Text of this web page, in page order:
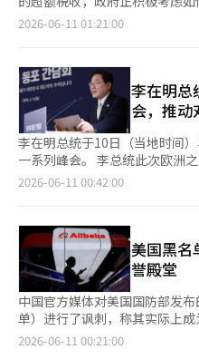
工智能（AI）系统翻译与编辑。
将增至23.3%。也就是说，GDP
国会预算政策处也通过长期财政
会保障性支出的增加，国家债务上
应对基金将作为应对预计增加的
经济繁荣时期产生的超额税收
从海外案例来看，挪威将石油
（GPFG）”中加以利用。芬兰
对经济波动带来的税收变化。 计划预算处长朴洪根曾表示，将把
部分超额税收储备在新设的“
超额税收将用于下半年新设的国
中，可以减缓国家债务增加的速
做法的短期经济刺激效果有限，
方面，也有声音认为应以国富基
投资以获取收益。资本市场研究
种锚定投资者的角色。 副总理具允哲也表示，计划在下半年新设
的国富基金中投入超额税收。 国富基金的方式是以超额税收为资
金，投资于人工智能（AI）、
坡的淡马锡以稳定的收益率著称
动力的扩充。 近期税收的良好表现主要得益于三星电子和SK海力
造未来收入的资金来源。 然而，为了将超额税收转化为未来投资
资金，必须克服法律修订和制度性安排等
政经济部长具允哲于10日在政
融会议，会议上与计划预算处
韩国银行行长申贤松等人共同
与会者认为，鉴于良好的经济
大的财政能力用于提高潜在增长
金应投入到能够提高增长潜力的
3000亿韩元）和2022年（53万
最高水平。过去的政府在超额
务、储备世界盈余金或作为追加
一部分投入到民生支持和经济刺
是一次性消费的刺激。 因此，政府正在考虑通过未来应对基金或
国富基金等方式，将超额税收
造业和国防等所谓的“后半导体
获得的资金作为新增长动力的种子资金。 李在明总
2026-06-11 01:21:00
李在明总
会，推动
李在明总统于10日（当地时间
一系列峰会。 李总统此次欧洲
机会进行的。 他首先与比利时
等议题。 青瓦台表示，比利时
中心，且化工与生物技术产业
洲”。 同日，李总统下午还将
及欧盟委员会主席乌尔苏拉·冯
时隔8年再次访问布鲁塞尔进行
一年成果，正式启动对欧洲的
大贸易集团欧盟的经济交流加强
罪等安全领域的合作扩展。 此
2026-06-11 00:42:00
美国黑名
誉殿堂
中国官方媒体对美国国防部发
单）进行了讽刺，称其实际上
堂”。这是针对美国国防部最近
2026-06-11 00:21:00